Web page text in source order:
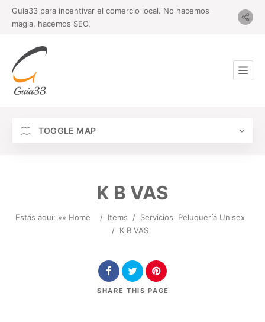
Guia33 para incentivar el comercio local. No hacemos
magia, hacemos SEO.
TOGGLE MAP
K B VAS
Estás aquí: »» Home / Items / Servicios
Peluquería Unisex
/ K B VAS
SHARE THIS PAGE